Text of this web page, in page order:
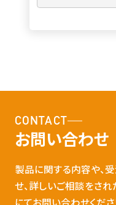
CONTACT
お問い合わせ
製品に関する内容や、
せ、詳しいご相談をさ
にてお問い合わせくださ